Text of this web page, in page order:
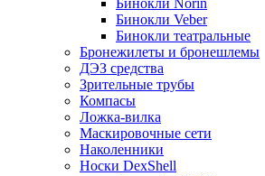
Бинокли Veber
Бинокли театральные
Бронежилеты и бронешлемы
ДЭЗ средства
Зрительные трубы
Компасы
Ложка-вилка
Маскировочные сети
Наколенники
Носки DexShell